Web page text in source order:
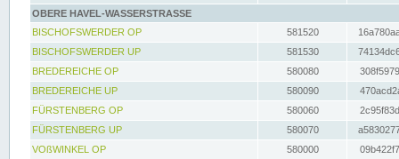
OBERE HAVEL-WASSERSTRASSE
BISCHOFSWERDER OP
581520
BISCHOFSWERDER UP
581530
BREDEREICHE OP
580080
BREDEREICHE UP
580090
FÜRSTENBERG OP
580060
FÜRSTENBERG UP
580070
VOßWINKEL OP
580000